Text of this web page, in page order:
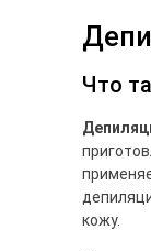
Что
кожу.